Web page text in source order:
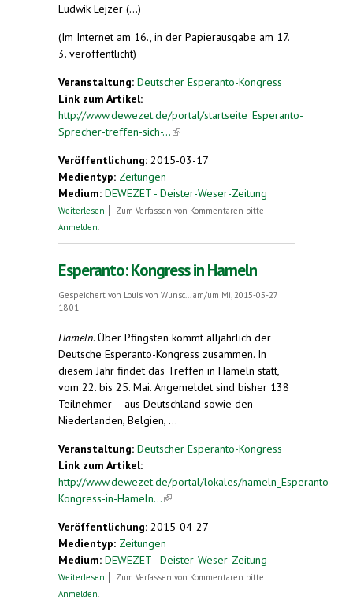
Ludwik Lejzer (...)
(Im Internet am 16., in der Papierausgabe am 17.
3. veröffentlicht)
Veranstaltung: Deutscher Esperanto-Kongress
Link zum Artikel:
http://www.dewezet.de/portal/startseite_Esperanto-
Sprecher-treffen-sich-...(link is external)
Veröffentlichung: 2015-03-17
Medientyp: Zeitungen
Medium: DEWEZET - Deister-Weser-Zeitung
Weiterlesen über Esperanto-Sprecher treffen sich
Zum Verfassen von Kommentaren bitte
Anmelden
Esperanto: Kongress in Hameln
Gespeichert von Louis von Wunsc...
am/um Mi, 2015-05-27
18:01
Hameln. Über Pfingsten kommt alljährlich der
Deutsche Esperanto-Kongress zusammen. In
diesem Jahr findet das Treffen in Hameln statt,
vom 22. bis 25. Mai. Angemeldet sind bisher 138
Teilnehmer – aus Deutschland sowie den
Niederlanden, Belgien, ...
Veranstaltung: Deutscher Esperanto-Kongress
Link zum Artikel:
http://www.dewezet.de/portal/lokales/hameln_Esperanto-
Kongress-in-Hameln...(link is external)
Veröffentlichung: 2015-04-27
Medientyp: Zeitungen
Medium: DEWEZET - Deister-Weser-Zeitung
Weiterlesen über Esperanto: Kongress in Hameln
Zum Verfassen von Kommentaren bitte
Anmelden